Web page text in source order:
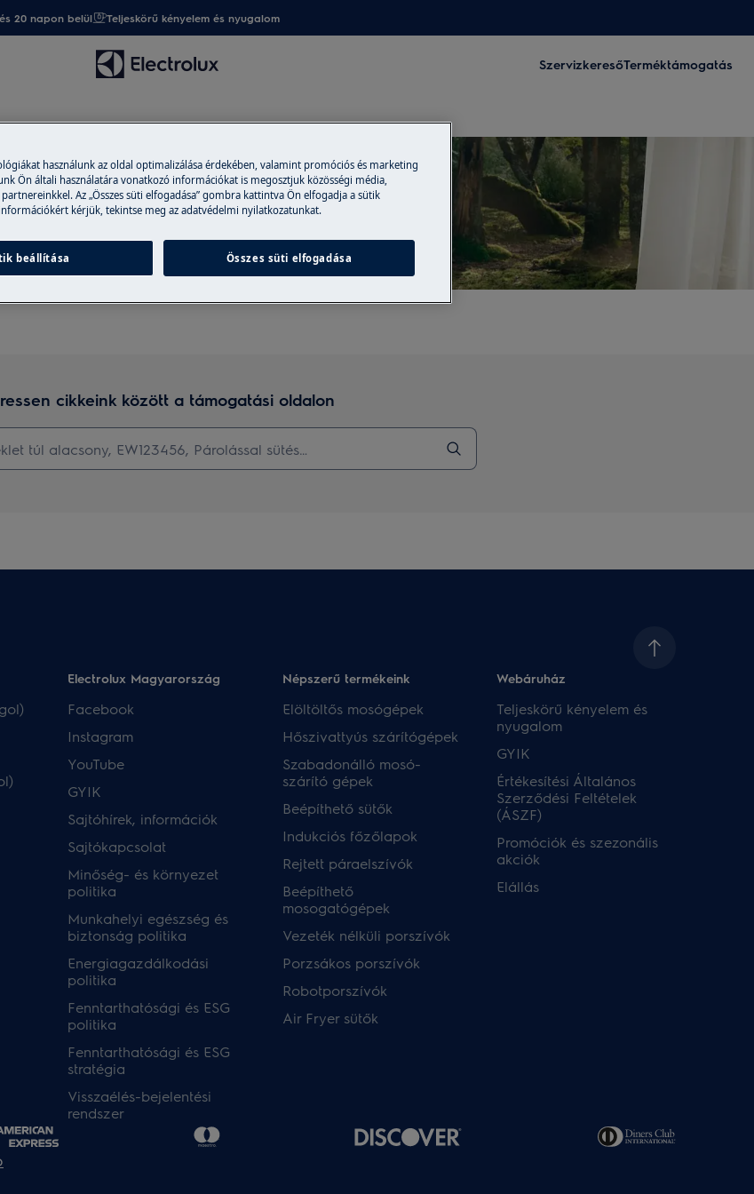
20 napon belül Teljeskörű kényelem és nyugalom
SzervizkeresőTerméktámogatás
a other seals (laundry)
cikkeink között a támogatási oldalon
Electrolux Magyarország
Facebook
Instagram
YouTube
GYIK
Sajtóhírek, információk
Sajtókapcsolat
Minőség- és környezet
politika
Munkahelyi egészség és
biztonság politika
Energiagazdálkodási
politika
Fenntarthatósági és ESG
politika
Fenntarthatósági és ESG
stratégia
Visszaélés-bejelentési
rendszer
Népszerű termékeink
Elöltöltős mosógépek
Hőszivattyús szárítógépek
Szabadonálló mosó-
szárító gépek
Beépíthető sütők
Indukciós főzőlapok
Rejtett páraelszívók
Beépíthető
mosogatógépek
Vezeték nélküli porszívók
Porzsákos porszívók
Robotporszívók
Air Fryer sütők
Webáruház​
Teljeskörű kényelem és
nyugalom
GYIK
Értékesítési Általános
Szerződési Feltételek
(ÁSZF)
Promóciók és szezonális
akciók
Elállás
használunk az oldal optimalizálása érdekében, valamint promóciós és marketing
Ön általi használatára vonatkozó információkat is megosztjuk közösségi média,
Az „Összes süti elfogadása” gombra kattintva Ön elfogadja a sütik
kérjük, tekintse meg az adatvédelmi nyilatkozatunkat.
beállítása Összes süti elfogadása